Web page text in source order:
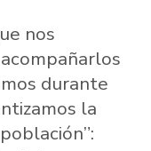
nos
durante
la